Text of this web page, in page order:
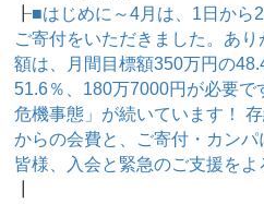
┠■はじめに～4月は、1日から
ご寄付をいただきました。あ
額は、月間目標額350万円の
51.6％、180万7000円が必要で
危機事態」が続いています！
からの会費と、ご寄付・カン
皆様、入会と緊急のご支援をよ